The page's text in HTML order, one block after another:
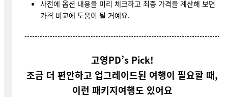
사전에 옵션 내용을 미리 체크하고 최종 가격을 계산해 보면
가격 비교에 도움이 될 거예요.
고영PD’s Pick!
조금 더 편안하고 업그레이드된 여행이 필요할 때,
이런 패키지여행도 있어요